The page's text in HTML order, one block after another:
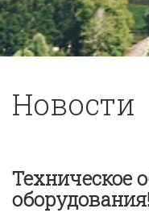
Новости
Техническое
оборудования!